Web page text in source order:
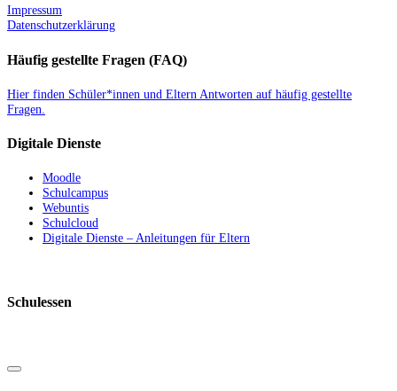
Impressum
Datenschutzerklärung
Häufig gestellte Fragen (FAQ)
Hier finden Schüler*innen und Eltern Antworten auf häufig gestellte
Fragen.
Digitale Dienste
Moodle
Schulcampus
Webuntis
Schulcloud
Digitale Dienste – Anleitungen für Eltern
Schulessen